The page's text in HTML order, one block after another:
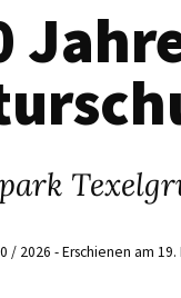
/ 2026 - Erschienen am 19.